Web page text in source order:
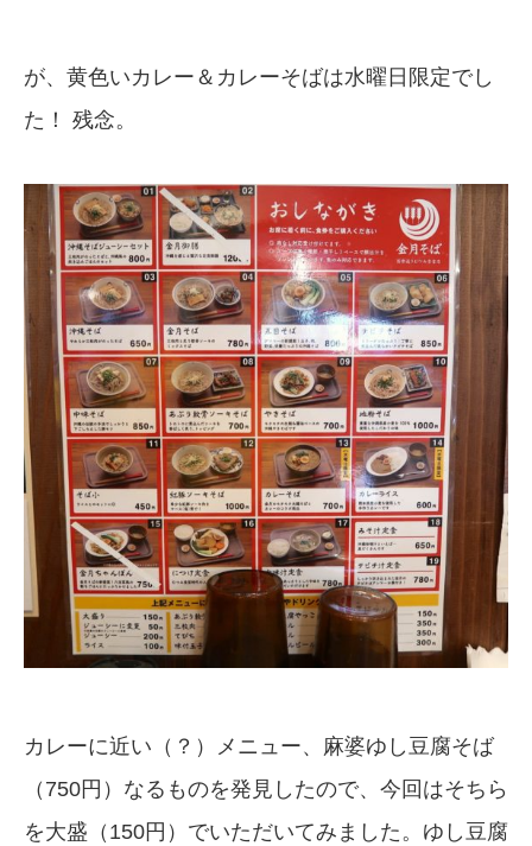
が、黄色いカレー＆カレーそばは水曜日限定でし
た！ 残念。
カレーに近い（？）メニュー、麻婆ゆし豆腐そば
（750円）なるものを発見したので、今回はそちら
を大盛（150円）でいただいてみました。ゆし豆腐